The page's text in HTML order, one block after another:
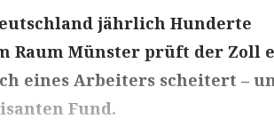
jährlich Hunderte
Raum Münster prüft der Zoll
eines Arbeiters scheitert –
Fund.